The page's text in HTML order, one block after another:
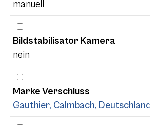
manuell
Bildstabilisator Kamera
nein
Marke Verschluss
Gauthier, Calmbach, Deutschland